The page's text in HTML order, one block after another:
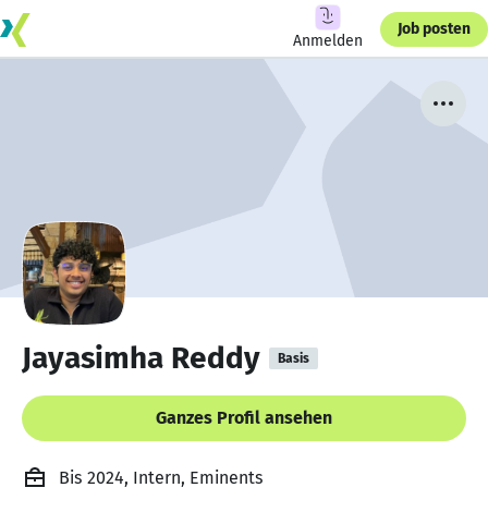
Anmelden
Job posten
Jayasimha Reddy Basis
Ganzes Profil ansehen
Bis 2024, Intern, Eminents